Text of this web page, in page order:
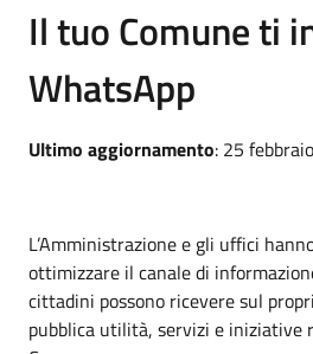
Il tuo Comune ti
WhatsApp
Ultimo aggiornamento: 25
L’Amministrazione e gli uffici
ottimizzare il canale di
cittadini possono ricevere sul
pubblica utilità, servizi e iniziative